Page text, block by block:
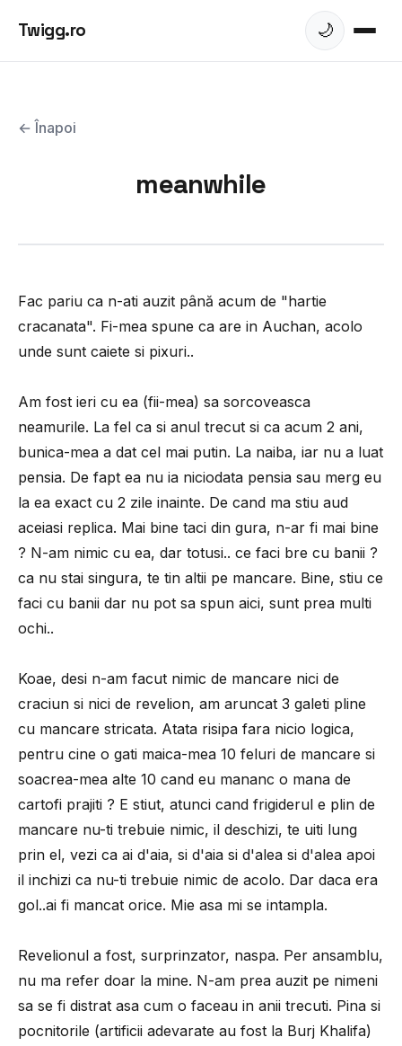
Twigg.ro 🌙
← Înapoi
meanwhile
Fac pariu ca n-ati auzit până acum de "hartie
cracanata". Fi-mea spune ca are in Auchan, acolo
unde sunt caiete si pixuri..
Am fost ieri cu ea (fii-mea) sa sorcoveasca
neamurile. La fel ca si anul trecut si ca acum 2 ani,
bunica-mea a dat cel mai putin. La naiba, iar nu a luat
pensia. De fapt ea nu ia niciodata pensia sau merg eu
la ea exact cu 2 zile inainte. De cand ma stiu aud
aceiasi replica. Mai bine taci din gura, n-ar fi mai bine
? N-am nimic cu ea, dar totusi.. ce faci bre cu banii ?
ca nu stai singura, te tin altii pe mancare. Bine, stiu ce
faci cu banii dar nu pot sa spun aici, sunt prea multi
ochi..
Koae, desi n-am facut nimic de mancare nici de
craciun si nici de revelion, am aruncat 3 galeti pline
cu mancare stricata. Atata risipa fara nicio logica,
pentru cine o gati maica-mea 10 feluri de mancare si
soacrea-mea alte 10 cand eu mananc o mana de
cartofi prajiti ? E stiut, atunci cand frigiderul e plin de
mancare nu-ti trebuie nimic, il deschizi, te uiti lung
prin el, vezi ca ai d'aia, si d'aia si d'alea si d'alea apoi
il inchizi ca nu-ti trebuie nimic de acolo. Dar daca era
gol..ai fi mancat orice. Mie asa mi se intampla.
Revelionul a fost, surprinzator, naspa. Per ansamblu,
nu ma refer doar la mine. N-am prea auzit pe nimeni
sa se fi distrat asa cum o faceau in anii trecuti. Pina si
pocnitorile (artificii adevarate au fost la Burj Khalifa)